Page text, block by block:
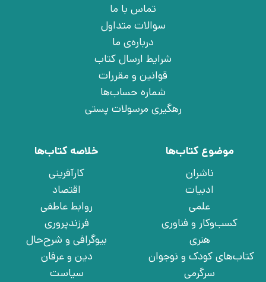
تماس با ما
سوالات متداول
درباره‌ی ما
شرایط ارسال کتاب
قوانین و مقررات
شماره حساب‌ها
رهگیری مرسولات پستی
موضوع کتاب‌ها
ناشران
ادبیات
علمی
کسب‌وکار و فناوری
هنری
کتاب‌های کودک و نوجوان
سرگرمی
خلاصه کتاب‌ها
کارآفرینی
اقتصاد
روابط عاطفی
فرزندپروری
بیوگرافی و شرح‌حال
دین و عرفان
سیاست